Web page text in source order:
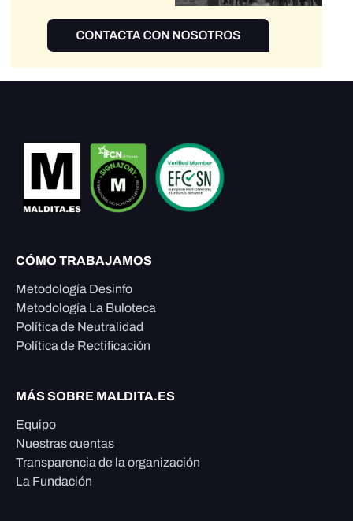
CÓMO TRABAJAMOS
Metodología Desinfo
Metodología La Buloteca
Política de Neutralidad
Política de Rectificación
MÁS SOBRE MALDITA.ES
Equipo
Nuestras cuentas
Transparencia de la organización
La Fundación